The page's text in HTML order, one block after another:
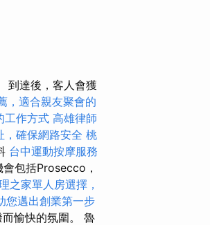
到達後，客人會獲
，適合親友聚會的
工作方式 高雄律師
，確保網路安全 桃
台中運動按摩服務
會包括Prosecco，
之家單人房選擇，
您邁出創業第一步
愉快的氛圍。 魯